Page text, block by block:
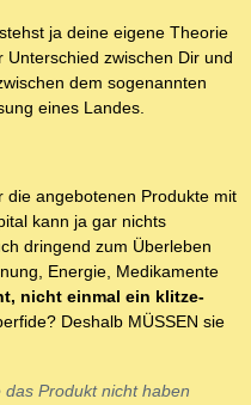
ja deine eigene Theorie
zwischen Dir und
dem sogenannten
eines Landes.
die angebotenen Produkte mit
kann ja gar nichts
dringend zum Überleben
Energie, Medikamente
nicht einmal ein klitze-
Deshalb MÜSSEN sie
Produkt nicht haben